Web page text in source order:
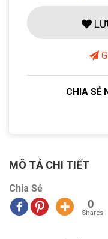
CHIA SẺ
MÔ TẢ CHI TIẾT
Chia Sẻ
0
Shares